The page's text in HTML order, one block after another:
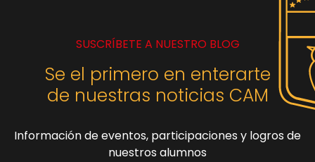
SUSCRÍBETE A NUESTRO BLOG
Se el primero en enterarte
de nuestras noticias CAM
Información de eventos, participaciones y logros de
nuestros alumnos